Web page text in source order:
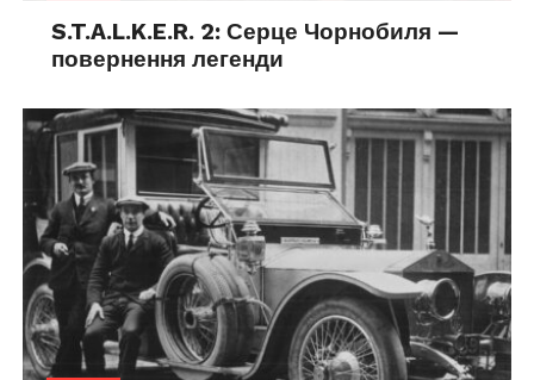
S.T.A.L.K.E.R. 2: Серце Чорнобиля —
повернення легенди